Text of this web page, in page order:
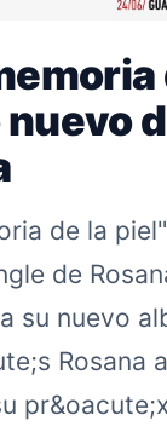
nuevo
de la
de
su nuevo
Rosana